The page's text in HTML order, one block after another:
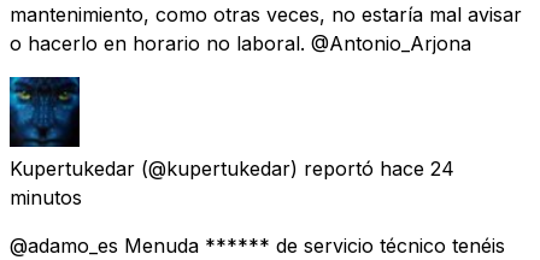
mantenimiento, como otras veces, no estaría mal avisar
o hacerlo en horario no laboral. @Antonio_Arjona
Kupertukedar (@kupertukedar) reportó hace 24
minutos
@adamo_es Menuda ****** de servicio técnico tenéis